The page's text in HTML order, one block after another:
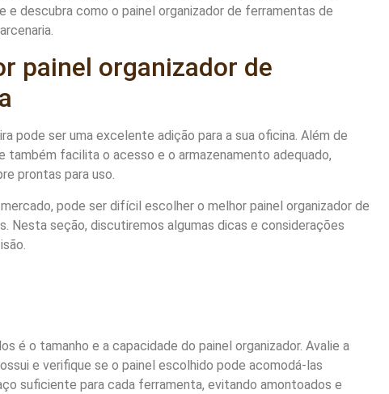
e descubra como o painel organizador de ferramentas de
painel organizador de
pode ser uma excelente adição para a sua oficina. Além de
também facilita o acesso e o armazenamento adequado,
prontas para uso.
pode ser difícil escolher o melhor painel organizador de
Nesta seção, discutiremos algumas dicas e considerações
é o tamanho e a capacidade do painel organizador. Avalie a
e verifique se o painel escolhido pode acomodá-las
suficiente para cada ferramenta, evitando amontoados e